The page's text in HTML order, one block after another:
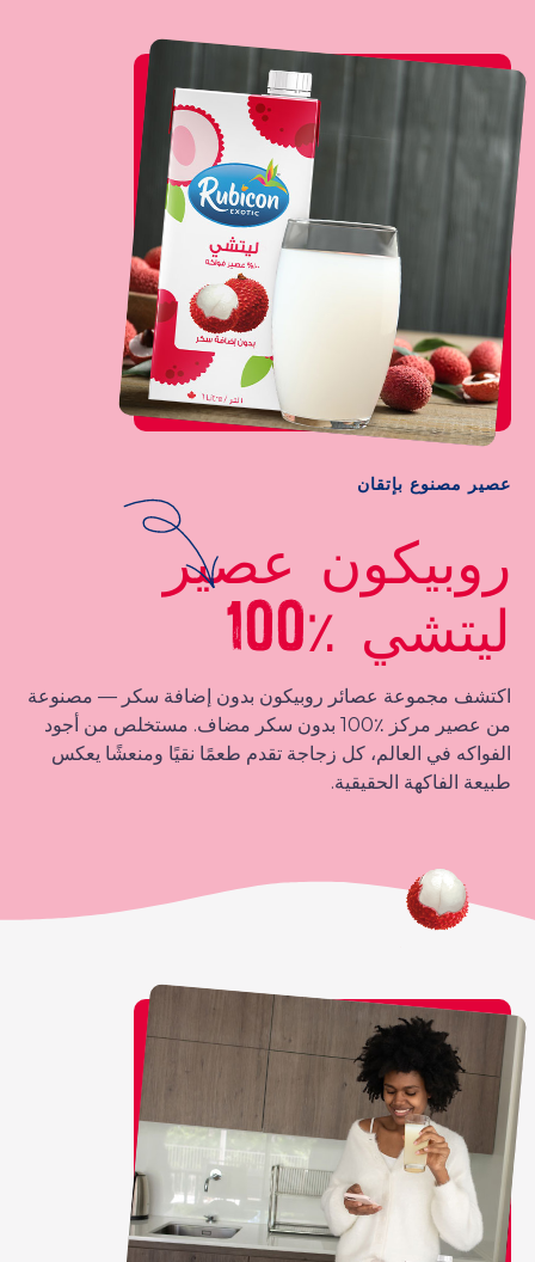
عصير مصنوع بإتقان
روبيكون عصير
ليتشي ٪100
اكتشف مجموعة عصائر روبيكون بدون إضافة سكر — مصنوعة
من عصير مركز ٪100 بدون سكر مضاف. مستخلص من أجود
الفواكه في العالم، كل زجاجة تقدم طعمًا نقيًا ومنعشًا يعكس
طبيعة الفاكهة الحقيقية.